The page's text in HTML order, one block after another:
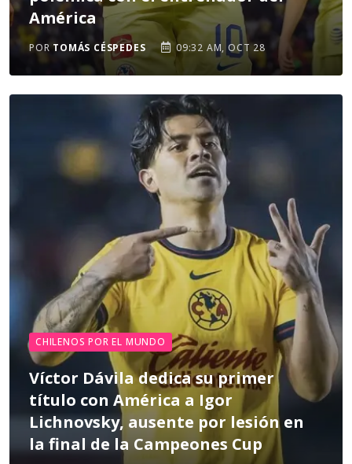
América
PORTOMÁS CÉSPEDES 09:32 AM, OCT 28
CHILENOS POR EL MUNDO
Víctor Dávila dedica su primer
título con América a Igor
Lichnovsky, ausente por lesión en
la final de la Campeones Cup